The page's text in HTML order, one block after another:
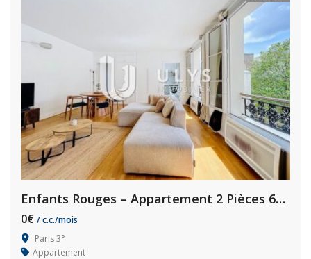
Enfants Rouges – Appartement 2 Pièces 63 m²
0€ / c.c./mois
Paris 3°
Appartement